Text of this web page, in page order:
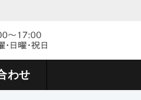
資源物回収ネッ
わせ